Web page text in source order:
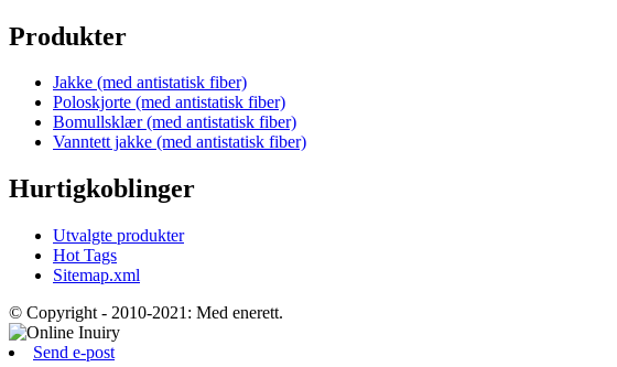
Produkter
Jakke (med antistatisk fiber)
Poloskjorte (med antistatisk fiber)
Bomullsklær (med antistatisk fiber)
Vanntett jakke (med antistatisk fiber)
Hurtigkoblinger
Utvalgte produkter
Hot Tags
Sitemap.xml
© Copyright - 2010-2021: Med enerett.
Send e-post